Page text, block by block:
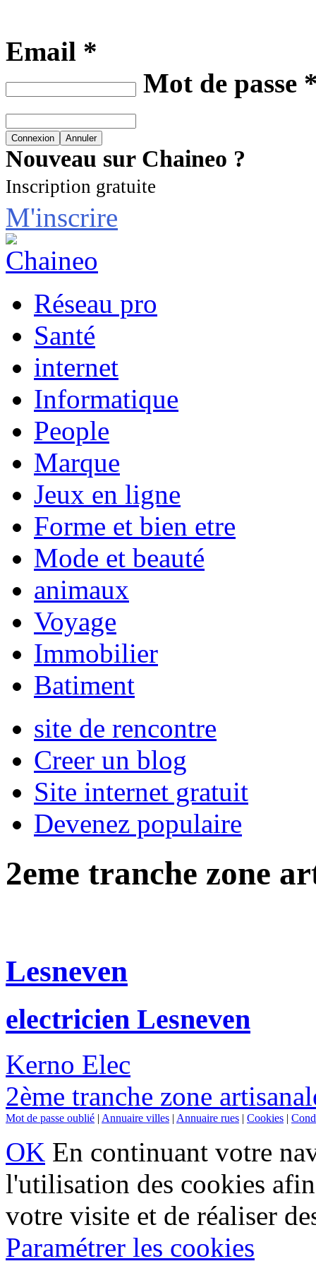
Email *
Mot de passe
Nouveau sur Chaineo ?
Inscription gratuite
M'inscrire
Réseau pro
Santé
internet
Informatique
People
Marque
Jeux en ligne
Forme et bien etre
Mode et beauté
animaux
Voyage
Immobilier
Batiment
site de rencontre
Creer un blog
Site internet gratuit
Devenez populaire
2eme tranche zone
Lesneven
electricien Lesneven
Kerno Elec
2ème tranche zone
Mot de passe oublié | Annuaire villes | Annuaire rues | Cookies |
OK En continuant votre
l'utilisation des cookies
votre visite et de réaliser
Paramétrer les cookies